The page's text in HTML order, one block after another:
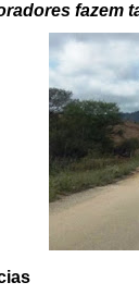
fazem